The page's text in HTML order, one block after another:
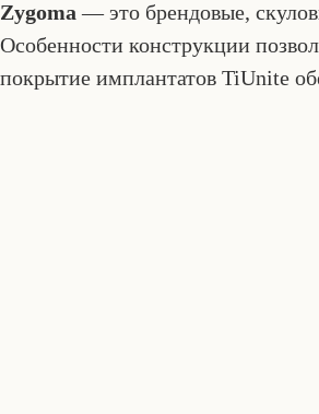
Zygoma — это брендовые,
Особенности конструкции
покрытие имплантатов TiUnite